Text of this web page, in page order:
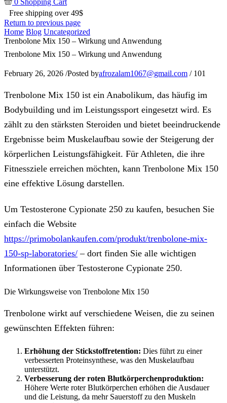
0 Shopping Cart
Free shipping over 49$
Return to previous page
Home Blog Uncategorized
Trenbolone Mix 150 – Wirkung und Anwendung
Trenbolone Mix 150 – Wirkung und Anwendung
February 26, 2026 /Posted byafrozalam1067@gmail.com / 101
Trenbolone Mix 150 ist ein Anabolikum, das häufig im
Bodybuilding und im Leistungssport eingesetzt wird. Es
zählt zu den stärksten Steroiden und bietet beeindruckende
Ergebnisse beim Muskelaufbau sowie der Steigerung der
körperlichen Leistungsfähigkeit. Für Athleten, die ihre
Fitnessziele erreichen möchten, kann Trenbolone Mix 150
eine effektive Lösung darstellen.
Um Testosterone Cypionate 250 zu kaufen, besuchen Sie
einfach die Website
https://primobolankaufen.com/produkt/trenbolone-mix-
150-sp-laboratories/ – dort finden Sie alle wichtigen
Informationen über Testosterone Cypionate 250.
Die Wirkungsweise von Trenbolone Mix 150
Trenbolone wirkt auf verschiedene Weisen, die zu seinen
gewünschten Effekten führen:
Erhöhung der Stickstoffretention: Dies führt zu einer
verbesserten Proteinsynthese, was den Muskelaufbau
unterstützt.
Verbesserung der roten Blutkörperchenproduktion:
Höhere Werte roter Blutkörperchen erhöhen die Ausdauer
und die Leistung, da mehr Sauerstoff zu den Muskeln